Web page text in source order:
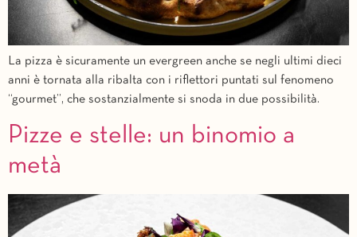
La pizza è sicuramente un evergreen anche se negli ultimi dieci
anni è tornata alla ribalta con i riflettori puntati sul fenomeno
“gourmet”, che sostanzialmente si snoda in due possibilità.
Pizze e stelle: un binomio a
metà